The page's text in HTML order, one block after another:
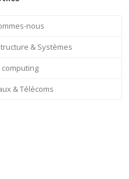
nous
& Systèmes
computing
& Télécoms